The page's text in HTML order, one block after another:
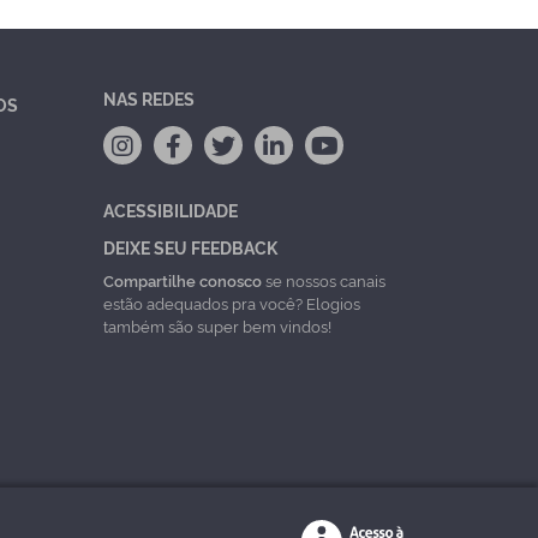
NAS REDES
ACESSIBILIDADE
DEIXE SEU FEEDBACK
Compartilhe conoscose nossos canais
estão adequados pra você? Elogios
também são super bem vindos!